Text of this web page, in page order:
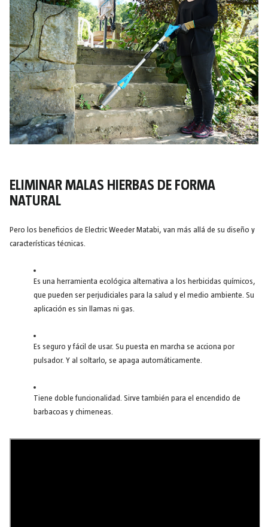
ELIMINAR MALAS HIERBAS DE FORMA
NATURAL
Pero los beneficios de Electric Weeder Matabi, van más allá de su diseño y
características técnicas.
Es una herramienta ecológica alternativa a los herbicidas químicos,
que pueden ser perjudiciales para la salud y el medio ambiente. Su
aplicación es sin llamas ni gas.
Es seguro y fácil de usar. Su puesta en marcha se acciona por
pulsador. Y al soltarlo, se apaga automáticamente.
Tiene doble funcionalidad. Sirve también para el encendido de
barbacoas y chimeneas.